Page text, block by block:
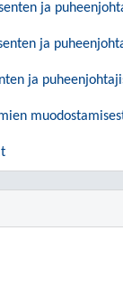
ja
ja
ja